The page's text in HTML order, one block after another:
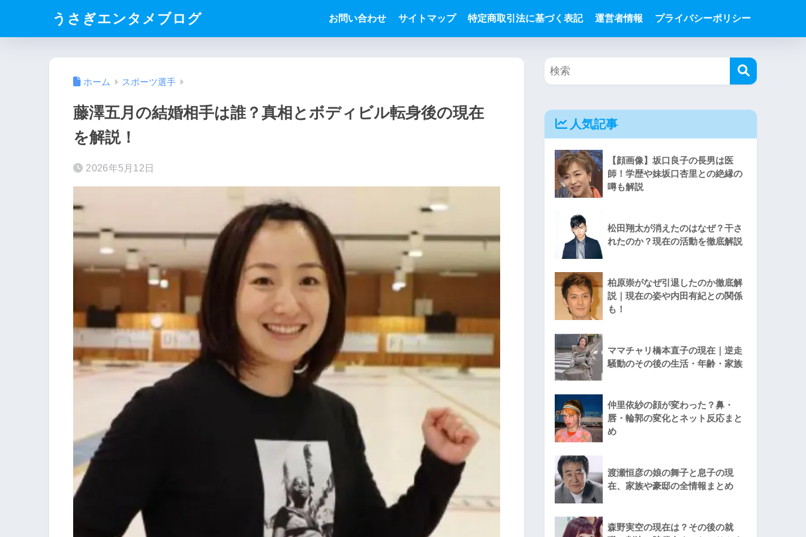
うさぎエンタメブログ お問い合わせ サイトマップ 特定商取引法に基づく表記 運営者情報 プライバシーポリシー
ホーム スポーツ選手
藤澤五月の結婚相手は誰？真相とボディビル転身後の現在
を解説！
2026年5月12日
人気記事
【顔画像】坂口良子の長男は医
師！学歴や妹坂口杏里との絶縁の
噂も解説
松田翔太が消えたのはなぜ？干さ
れたのか？現在の活動を徹底解説
柏原崇がなぜ引退したのか徹底解
説｜現在の姿や内田有紀との関係
も！
ママチャリ橋本直子の現在｜逆走
騒動のその後の生活・年齢・家族
仲里依紗の顔が変わった？鼻・
唇・輪郭の変化とネット反応まと
め
渡瀬恒彦の娘の舞子と息子の現
在、家族や豪邸の全情報まとめ
森野実空の現在は？その後の就